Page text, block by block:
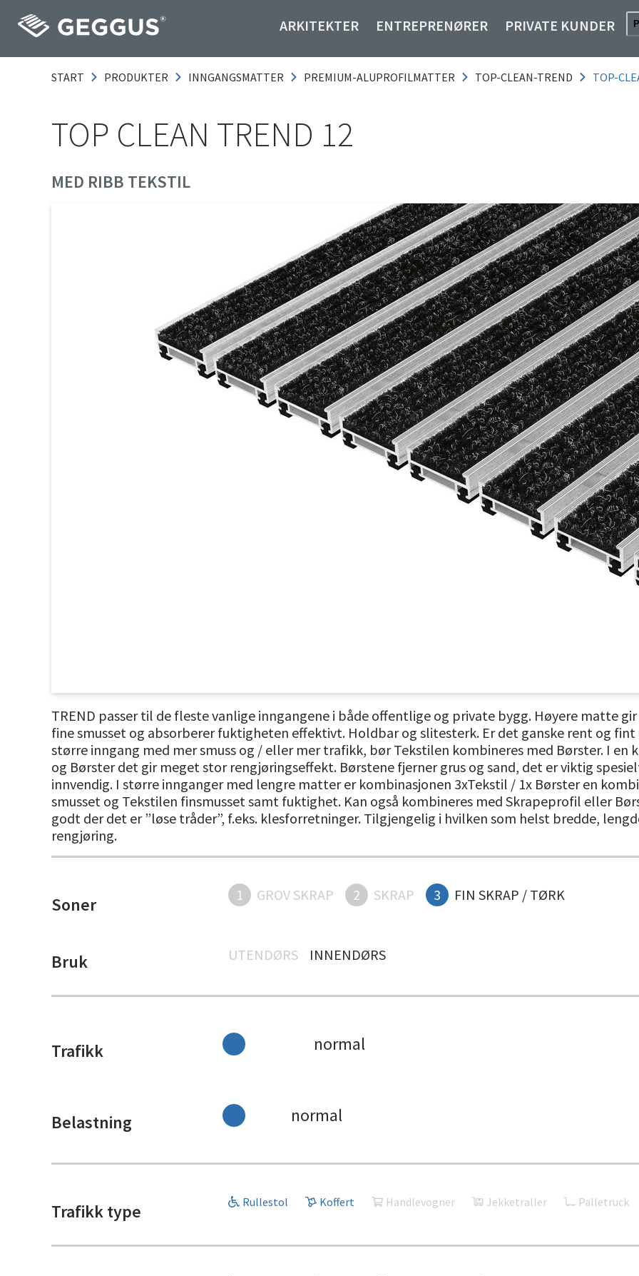
ARKITEKTER ENTREPRENØRER PRIVATE KUNDER
START PRODUKTER INNGANGSMATTER PREMIUM-ALUPROFILMATTER TOP-CLEAN-TREND TOP-
TOP CLEAN TREND 12
MED RIBB TEKSTIL
TREND passer til de fleste vanlige inngangene i både offentlige og private bygg. Høyere matte
fine smusset og absorberer fuktigheten effektivt. Holdbar og slitesterk. Er det ganske rent og
større inngang med mer smuss og / eller mer trafikk, bør Tekstilen kombineres med Børster. I en
og Børster det gir meget stor rengjøringseffekt. Børstene fjerner grus og sand, det er viktig
innvendig. I større innganger med lengre matter er kombinasjonen 3xTekstil / 1x Børster en
smusset og Tekstilen finsmusset samt fuktighet. Kan også kombineres med Skrapeprofil eller
godt der det er ”løse tråder”, f.eks. klesforretninger. Tilgjengelig i hvilken som helst bredde,
rengjøring.
Soner 1 GROV SKRAP 2 SKRAP 3 FIN SKRAP / TØRK
Bruk UTENDØRS INNENDØRS
Trafikk normal
Belastning normal
Trafikk type Rullestol Koffert Handlevogner Jekketraller Palletruck